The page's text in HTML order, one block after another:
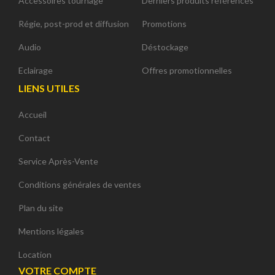
Régie, post-prod et diffusion
Audio
Eclairage
Promotions
Déstockage
Offres promotionnelles
LIENS UTILES
Accueil
Contact
Service Après-Vente
Conditions générales de ventes
Plan du site
Mentions légales
Location
VOTRE COMPTE